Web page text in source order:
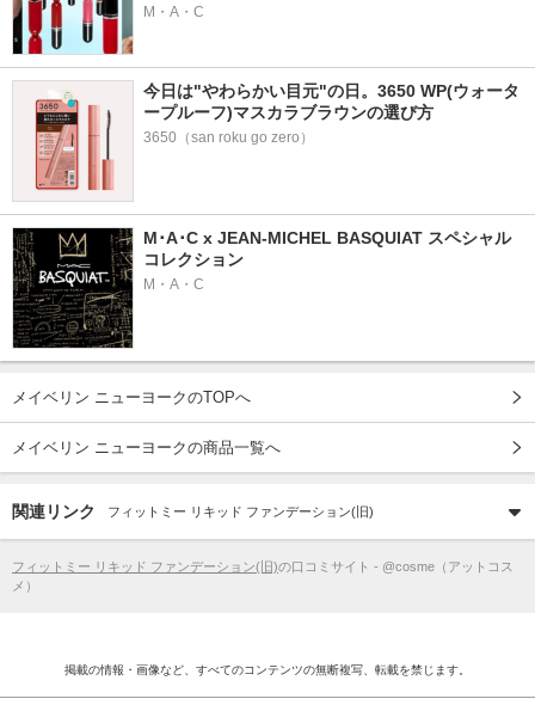
M・A・C
今日は"やわらかい目元"の日。3650 WP(ウォータ
ープルーフ)マスカラブラウンの選び方
3650（san roku go zero）
M･A･C x JEAN-MICHEL BASQUIAT スペシャル
コレクション
M・A・C
メイベリン ニューヨークのTOPへ
メイベリン ニューヨークの商品一覧へ
関連リンク フィットミー リキッド ファンデーション(旧)
フィットミー リキッド ファンデーション(旧)の口コミサイト - @cosme（アットコス
メ）
掲載の情報・画像など、すべてのコンテンツの無断複写、転載を禁じます。